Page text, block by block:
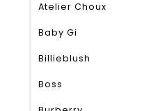
Atelier Choux
Baby Gi
Billieblush
Boss